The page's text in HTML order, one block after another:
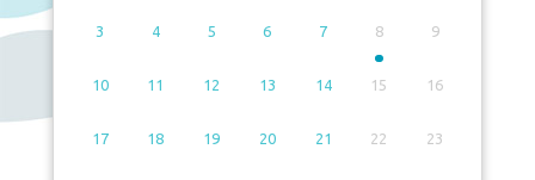
3 4 5 6 7 8 9
10 11 12 13 14 15 16
17 18 19 20 21 22 23